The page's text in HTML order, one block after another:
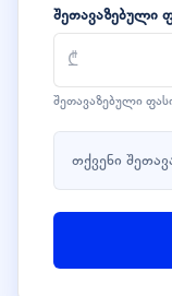
შეთავაზებული
შეთავაზებული
თქვენი